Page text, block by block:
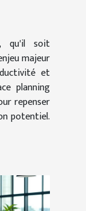
qu'il soit
majeur
et
planning
repenser
potentiel.